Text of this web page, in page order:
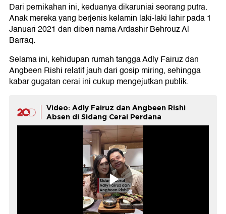
Dari pernikahan ini, keduanya dikaruniai seorang putra.
Anak mereka yang berjenis kelamin laki-laki lahir pada 1
Januari 2021 dan diberi nama Ardashir Behrouz Al
Barraq.
Selama ini, kehidupan rumah tangga Adly Fairuz dan
Angbeen Rishi relatif jauh dari gosip miring, sehingga
kabar gugatan cerai ini cukup mengejutkan publik.
Video: Adly Fairuz dan Angbeen Rishi
Absen di Sidang Cerai Perdana